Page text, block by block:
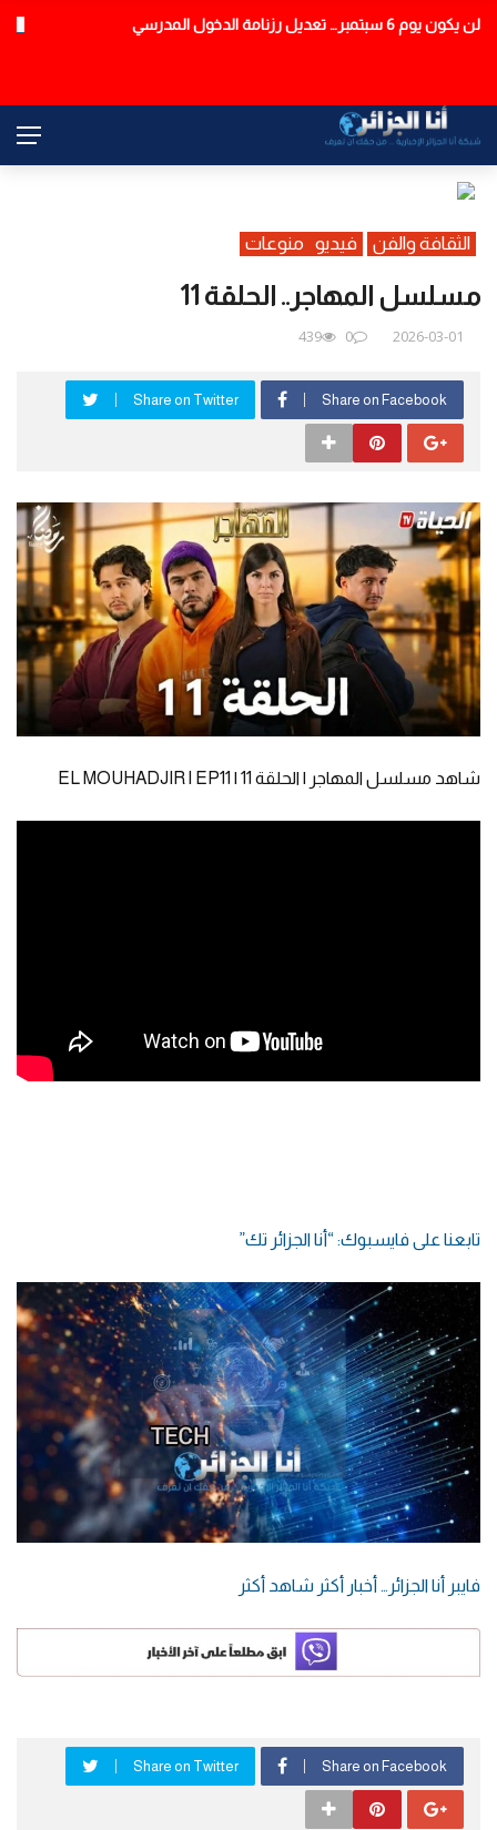
عاجل
النائب العام: سائق حافلة بومرداس كان تحت تأثير مواد مخدرة
الثقافة والفن فيديو منوعات
مسلسل المهاجر.. الحلقة 11
2026-03-01
0
439
Share on Facebook
Share on Twitter
شاهد مسلسل المهاجر | الحلقة 11 | EL MOUHADJIR l EP11
تابعنا على فايسبوك: “أنا الجزائر تك”
فايبر أنا الجزائر… أخبار أكثر شاهد أكثر
Share on Facebook
Share on Twitter